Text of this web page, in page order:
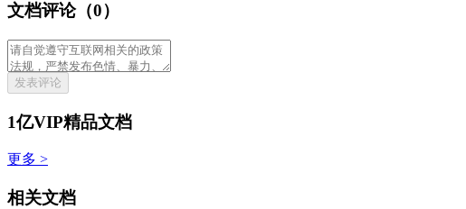
文档评论（0）
发表评论
1亿VIP精品文档
更多 >
相关文档